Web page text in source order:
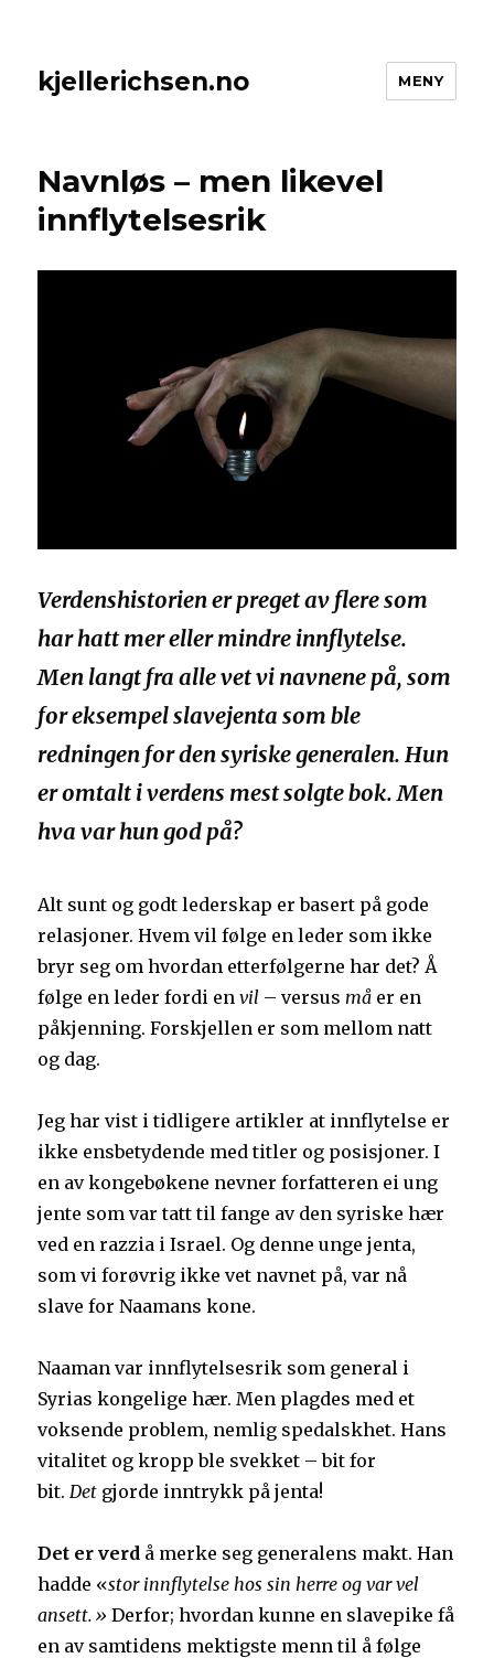
kjellerichsen.no MENY
Navnløs – men likevel
innflytelsesrik
Verdenshistorien er preget av flere som
har hatt mer eller mindre innflytelse.
Men langt fra alle vet vi navnene på, som
for eksempel slavejenta som ble
redningen for den syriske generalen. Hun
er omtalt i verdens mest solgte bok. Men
hva var hun god på?
Alt sunt og godt lederskap er basert på gode
relasjoner. Hvem vil følge en leder som ikke
bryr seg om hvordan etterfølgerne har det? Å
følge en leder fordi envil – versus må er en
påkjenning. Forskjellen er som mellom natt
og dag.
Jeg har vist i tidligere artikler at innflytelse er
ikke ensbetydende med titler og posisjoner. I
en av kongebøkene nevner forfatteren ei ung
jente som var tatt til fange av den syriske hær
ved en razzia i Israel. Og denne unge jenta,
som vi forøvrig ikke vet navnet på, var nå
slave for Naamans kone.
Naaman var innflytelsesrik som general i
Syrias kongelige hær. Men plagdes med et
voksende problem, nemlig spedalskhet. Hans
vitalitet og kropp ble svekket – bit for
bit. Det gjorde inntrykk på jenta!
Det er verd å merke seg generalens makt. Han
hadde «stor innflytelse hos sin herre og var vel
ansett.»Derfor; hvordan kunne en slavepike få
en av samtidens mektigste menn til å følge